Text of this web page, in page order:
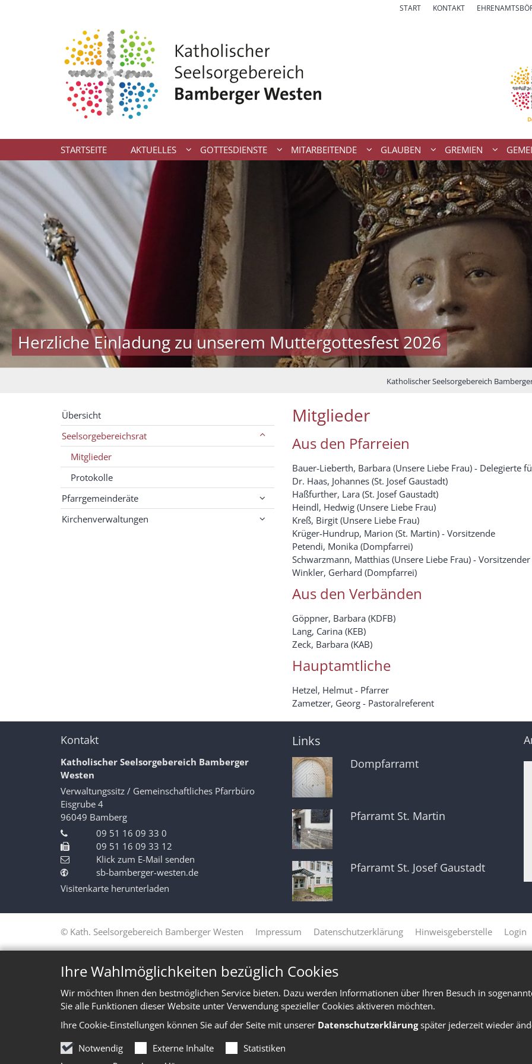
Ihre Wahlmöglichkeiten bezüglich Cookies
Wir möchten Ihnen den bestmöglichen Service bieten. Dazu werden Informationen über Ihren Besuch in
Sie alle Funktionen dieser Website unter Verwendung spezieller Cookies aktiveren möchten.
Ihre Cookie-Einstellungen können Sie auf der Seite mit unserer Datenschutzerklärungspäter jederzeit wieder
Notwendig
Externe Inhalte Statistiken
START KONTAKT
STARTSEITE AKTUELLES GOTTESDIENSTE MITARBEITENDE GLAUBEN GREMIEN
Herzliche Einladung zu unserem Muttergottesfest 2026
Katholischer Seelsorgebereich
Mitglieder
Aus den Pfarreien
Bauer-Lieberth, Barbara (Unsere Liebe Frau) - Delegierte
Dr. Haas, Johannes (St. Josef Gaustadt)
Haßfurther, Lara (St. Josef Gaustadt)
Heindl, Hedwig (Unsere Liebe Frau)
Kreß, Birgit (Unsere Liebe Frau)
Krüger-Hundrup, Marion (St. Martin) - Vorsitzende
Petendi, Monika (Dompfarrei)
Schwarzmann, Matthias (Unsere Liebe Frau) - Vorsitzender
Winkler, Gerhard (Dompfarrei)
Aus den Verbänden
Göppner, Barbara (KDFB)
Lang, Carina (KEB)
Zeck, Barbara (KAB)
Hauptamtliche
Hetzel, Helmut - Pfarrer
Zametzer, Georg - Pastoralreferent
Übersicht
Seelsorgebereichsrat
Mitglieder
Protokolle
Pfarrgemeinderäte
Kirchenverwaltungen
Kontakt
Katholischer Seelsorgebereich Bamberger
Westen
Verwaltungssitz / Gemeinschaftliches Pfarrbüro
Eisgrube 4
96049 Bamberg
09 51 16 09 33 0
09 51 16 09 33 12
Klick zum E-Mail senden
sb-bamberger-westen.de
Visitenkarte herunterladen
Links
Dompfarramt
Pfarramt St. Martin
Pfarramt St. Josef Gaustadt
© Kath. Seelsorgebereich Bamberger Westen Impressum Datenschutzerklärung Hinweisgeberstelle Login